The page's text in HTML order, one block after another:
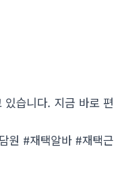
있습니다. 지금 바로 편
원 #재택알바 #재택근